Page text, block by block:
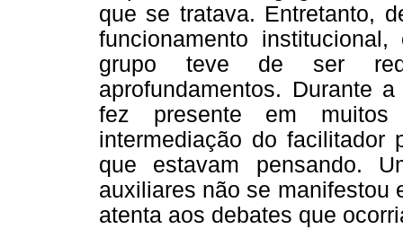
que se tratava. Entretanto,
funcionamento
grupo teve de ser
aprofundamentos. Durante
fez presente em muitos
intermediação do facilitador
que estavam pensando.
auxiliares não se manifestou
atenta aos debates que